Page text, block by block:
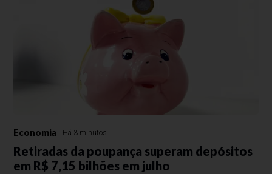
Economia Há 3 minutos
Retiradas da poupança superam depósitos
em R$ 7,15 bilhões em julho